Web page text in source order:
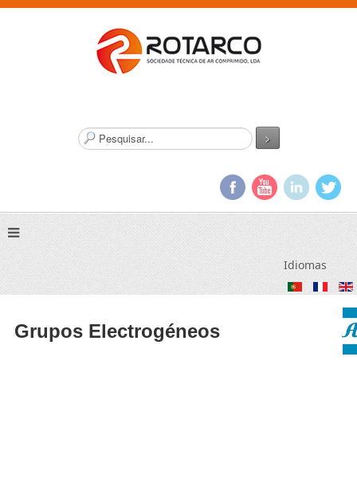
P
e
i
.
>
Idiomas
Grupos Electrogéneos